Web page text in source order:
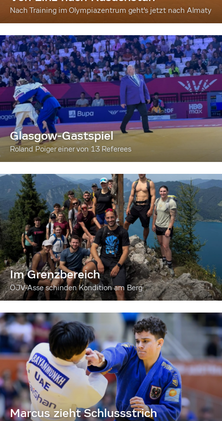
Nach Training im Olympiazentrum geht's jetzt nach Almaty
Glasgow-Gastspiel
Roland Poiger einer von 13 Referees
Im Grenzbereich
ÖJV-Asse schinden Kondition am Berg
Marcus zieht Schlussstrich